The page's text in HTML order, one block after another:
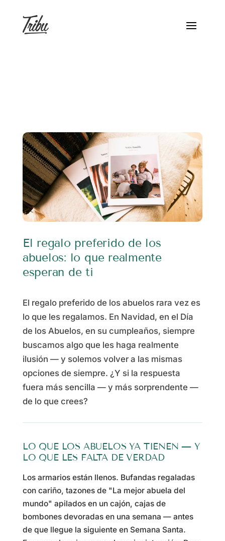
El regalo preferido de los
abuelos: lo que realmente
esperan de ti
El regalo preferido de los abuelos rara vez es
lo que les regalamos. En Navidad, en el Día
de los Abuelos, en su cumpleaños, siempre
buscamos algo que les haga realmente
ilusión — y solemos volver a las mismas
opciones de siempre. ¿Y si la respuesta
fuera más sencilla — y más sorprendente —
de lo que crees?
LO QUE LOS ABUELOS YA TIENEN — Y
LO QUE LES FALTA DE VERDAD
Los armarios están llenos. Bufandas regaladas
con cariño, tazones de "La mejor abuela del
mundo" apilados en un cajón, cajas de
bombones devoradas en una semana — antes
de que llegue la siguiente en Semana Santa.